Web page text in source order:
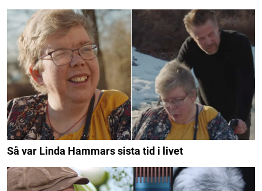
Så var Linda Hammars sista tid i livet